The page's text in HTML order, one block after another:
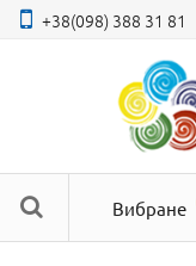
+38(098) 388 31 81
Вибране